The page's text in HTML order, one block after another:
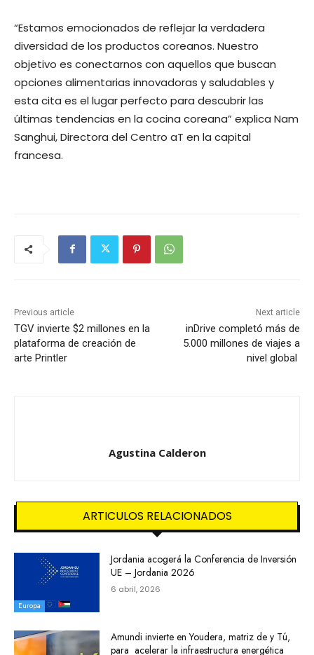
“Estamos emocionados de reflejar la verdadera
diversidad de los productos coreanos. Nuestro
objetivo es conectarnos con aquellos que buscan
opciones alimentarias innovadoras y saludables y
esta cita es el lugar perfecto para descubrir las
últimas tendencias en la cocina coreana” explica Nam
Sanghui, Directora del Centro aT en la capital
francesa.
Previous article
TGV invierte $2 millones en la
plataforma de creación de
arte Printler
Next article
inDrive completó más de
5.000 millones de viajes a
nivel global
Agustina Calderon
ARTICULOS RELACIONADOS
Europa
Jordania acogerá la Conferencia de Inversión
UE – Jordania 2026
6 abril, 2026
Amundi invierte en Youdera, matriz de y Tú,
para acelerar la infraestructura energética